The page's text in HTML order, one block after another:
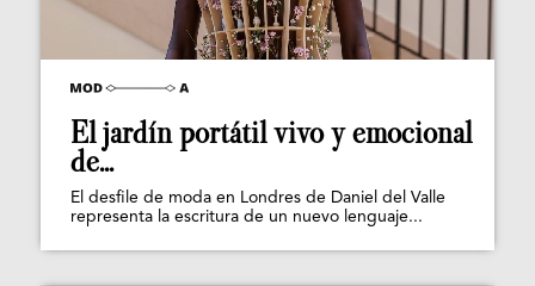
El jardín portátil vivo y emocional
de...
El desfile de moda en Londres de Daniel del Valle
representa la escritura de un nuevo lenguaje...